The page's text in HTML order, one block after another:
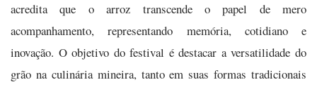
acredita que o arroz transcende o papel de mero
acompanhamento, representando memória, cotidiano e
inovação. O objetivo do festival é destacar a versatilidade do
grão na culinária mineira, tanto em suas formas tradicionais